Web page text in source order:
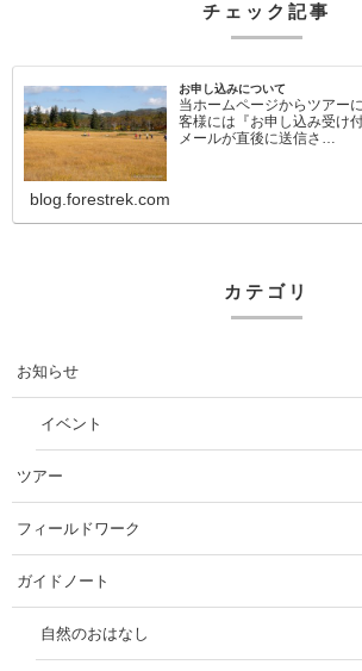
チェック記事
お申し込みについて
当ホームページからツアー
客様には『お申し込み受け
メールが直後に送信さ…
blog.forestrek.com
カテゴリ
お知らせ
イベント
ツアー
フィールドワーク
ガイドノート
自然のおはなし